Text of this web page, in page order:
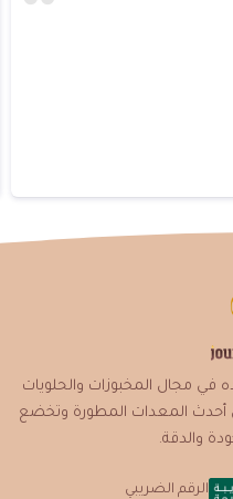
في مجال المخبوزات والحلويات
أحدث المعدات المطورة وتخضع
والدقة.
الرقم الضريبي